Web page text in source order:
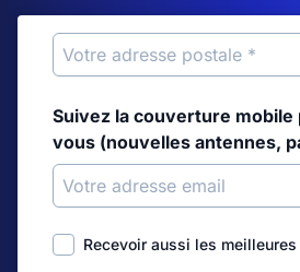
Suivez la couverture mobile
vous (nouvelles antennes,
Recevoir aussi les